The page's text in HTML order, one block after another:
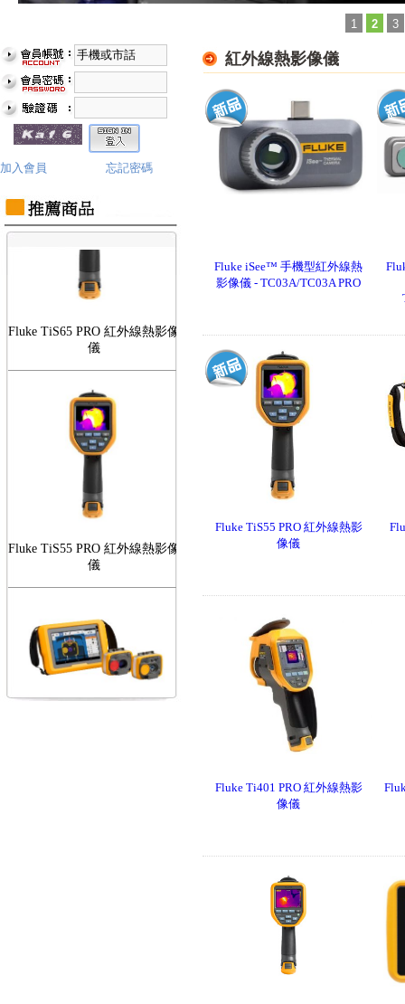
1 2 3
加入會員 忘記密碼
Fluke TiS75 PRO 紅外線熱影像
儀
儀
儀
FLUKE RotAlign Elite 雷射對
紅外線熱影像儀
Fluke iSee™ 手機型紅外線熱
影像儀 - TC03A/TC03A PRO
Fluke TiS55 PRO 紅外線熱影
像儀
Fluke Ti401 PRO 紅外線熱影
像儀